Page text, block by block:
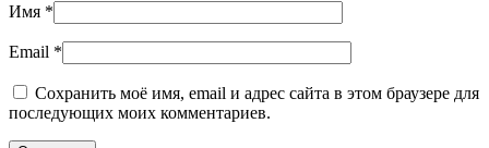
Имя *
Email *
Сохранить моё имя, email и адрес сайта в этом браузере для
последующих моих комментариев.